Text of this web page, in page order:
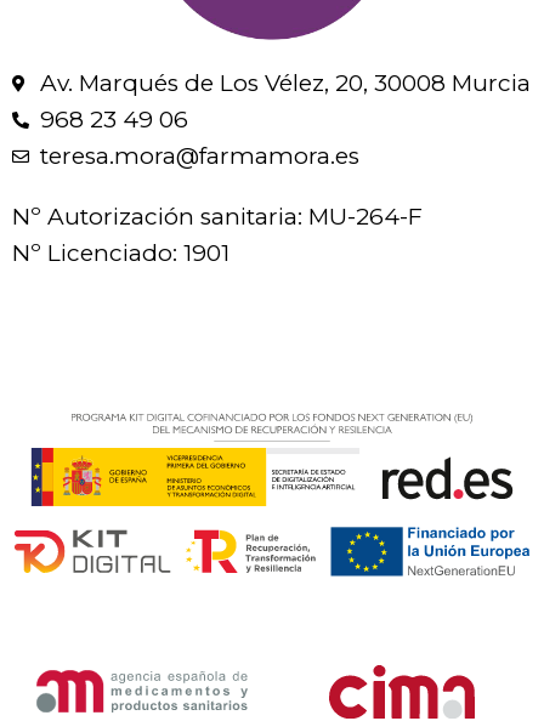
Av. Marqués de Los Vélez, 20, 30008 Murcia
968 23 49 06
teresa.mora@farmamora.es
Nº Autorización sanitaria: MU-264-F
Nº Licenciado: 1901